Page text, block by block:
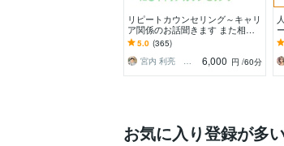
リピートカウンセリング～キャリ
ア関係のお話聞きます また相談
したいこと、少し聞いて欲しいこ
とがあるという方に！
5.0 (365)
宮内 利亮 キャリアコンサルタント
6,000 円 /60分
お気に入り登録が多